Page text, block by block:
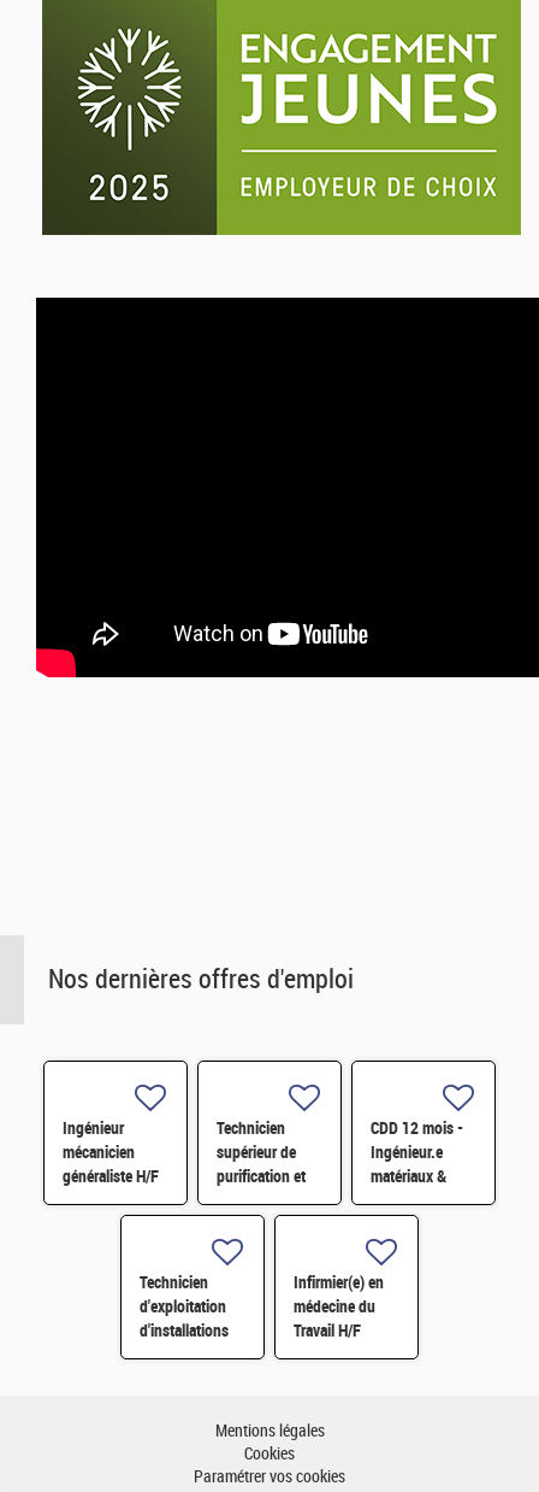
Nos dernières offres d'emploi
Ingénieur
mécanicien
généraliste H/F
Technicien
supérieur de
purification et
fabrication en
chaine blindée
H/F
CDD 12 mois -
Ingénieur.e
matériaux &
soudage H/F
Technicien
d'exploitation
d'installations
H/F
Infirmier(e) en
médecine du
Travail H/F
Mentions légales
Cookies
Paramétrer vos cookies